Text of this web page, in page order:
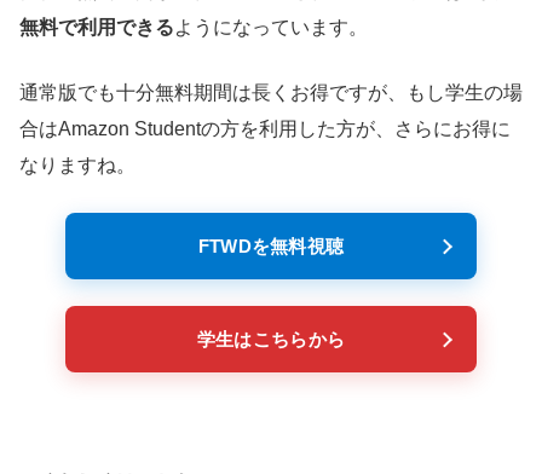
無料で利用できるようになっています。
通常版でも十分無料期間は長くお得ですが、もし学生の場
合はAmazon Studentの方を利用した方が、さらにお得に
なりますね。
FTWDを無料視聴
学生はこちらから